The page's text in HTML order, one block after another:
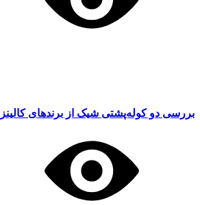
بررسی دو کوله‌پشتی شیک از برندهای کالینز